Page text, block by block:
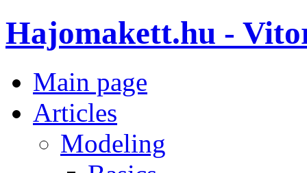
Hajomakett.hu -
Main page
Articles
Modeling